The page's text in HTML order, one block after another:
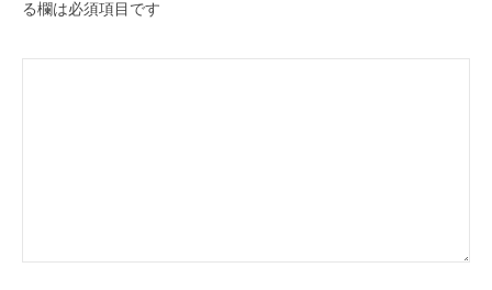
る欄は必須項目です